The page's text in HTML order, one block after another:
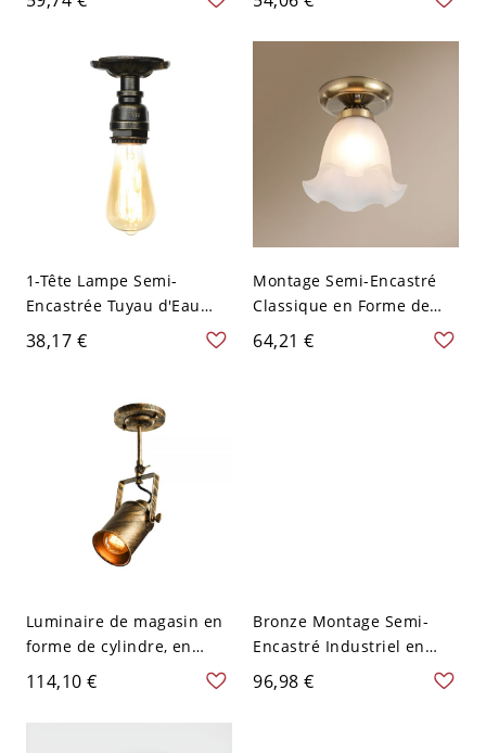
avec abat-jour en verre
Bronze 110 V-120 V
1-Tête Lampe Semi-
Encastrée Tuyau d'Eau
Ampoule Nue Semi-
Plafonnier Industriel
38,17 €
Montage Semi-Encastré
Classique en Forme de
Fleur en Verre Blanc
Dépoli Semi-Plafonnier à
64,21 €
Luminaire de magasin en
forme de cylindre, en
métal vintage bronze,
semi-encastré, ajustable,
114,10 €
Bronze Montage Semi-
Encastré Industriel en
Forme de Baril en Métal à
1 Lumière Plafonnier avec
96,98 €